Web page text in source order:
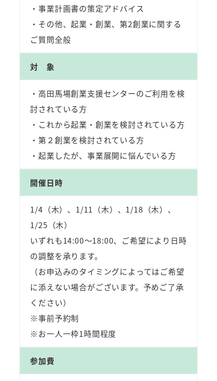
・事業計画書の策定アドバイス
・その他、起業・創業、第2創業に関する
ご質問全般
対 象
・高田馬場創業支援センターのご利用を検
討されている方
・これから起業・創業を検討されている方
・第２創業を検討されている方
・起業したが、事業展開に悩んでいる方
開催日時
1/4（木）、1/11（木）、1/18（木）、
1/25（木）
いずれも14:00～18:00、ご希望により日時
の調整を承ります。
（お申込みのタイミングによってはご希望
に添えない場合がございます。予めご了承
ください）
※事前予約制
※お一人一枠1時間程度
参加費